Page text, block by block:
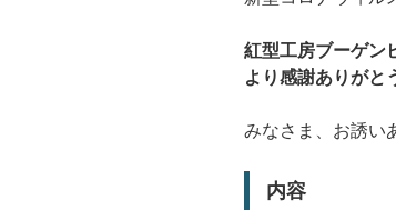
紅型工房ブーゲン
より感謝ありがと
みなさま、お誘い
内容